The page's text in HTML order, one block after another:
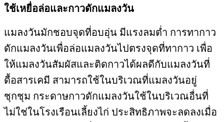
ใช้เหยื่อล่อและกาวดักแมลงวัน
แมลงวันมักชอบจุดที่อบอุ่น มีแรงลมต่ำ การทากาว
ดักแมลงวันเพื่อล่อแมลงวันไปตรงจุดที่ทากาว เพื่อ
ให้แมลงวันสัมผัสและติดกาวได้ผลดีกับแมลงวันที่
ดื้อสารเคมี สามารถใช้ในบริเวณที่แมลงวันอยู่
ชุกชุม กระดาษกาวดักแมลงวันใช้ในบริเวณอื่นที่
ไม่ใช่ในโรงเรือนเลี้ยงไก่ ประสิทธิภาพจะลดลงเมื่อ